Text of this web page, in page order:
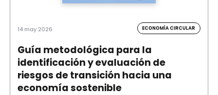
14 may 2026 ECONOMÍA CIRCULAR
Guía metodológica para la
identificación y evaluación de
riesgos de transición hacia una
economía sostenible